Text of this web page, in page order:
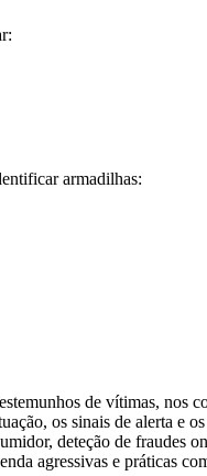
armadilhas:
de vítimas, nos
os sinais de alerta e
deteção de fraudes
agressivas e práticas